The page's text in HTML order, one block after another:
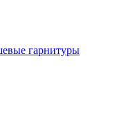
гарнитуры